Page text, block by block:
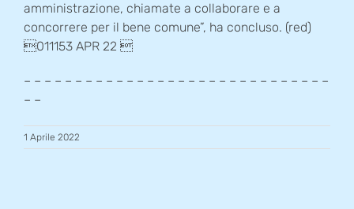
amministrazione, chiamate a collaborare e a
concorrere per il bene comune”, ha concluso. (red)
011153 APR 22 
– – – – – – – – – – – – – – – – – – – – – – – – – – – – – –
– –
1 Aprile 2022